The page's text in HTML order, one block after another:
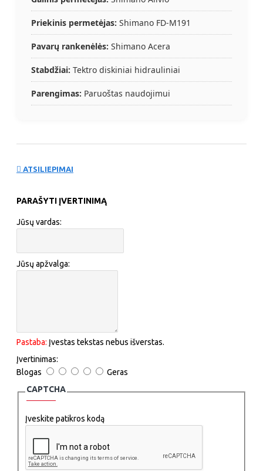
Priekinis permetėjas: Shimano FD-M191
Pavarų rankenėlės: Shimano Acera
Stabdžiai: Tektro diskiniai hidrauliniai
Parengimas: Paruoštas naudojimui
ATSILIEPIMAI
PARAŠYTI ĮVERTINIMĄ
Jūsų vardas:
Jūsų apžvalga:
Pastaba: Įvestas tekstas nebus išverstas.
Įvertinimas:
Blogas
Geras
CAPTCHA
Įveskite patikros kodą